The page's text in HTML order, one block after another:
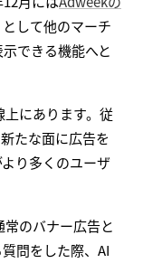
して他のマーチ
できる機能へと
にあります。従
たな面に広告を
り多くのユーザ
のバナー広告と
問をした際、AI